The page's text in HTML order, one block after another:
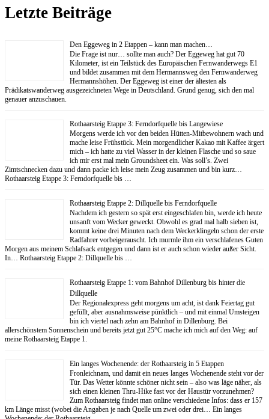
Letzte Beiträge
Den Eggeweg in 2 Etappen – kann man machen…
Die Frage ist nur… sollte man auch? Der Eggeweg hat gut 70
Kilometer, ist ein Teilstück des Europäischen Fernwanderwegs E1
und bildet zusammen mit dem Hermannsweg den Fernwanderweg
Hermannshöhen. Der Eggeweg ist einer der ältesten als
Prädikatswanderweg ausgezeichneten Wege in Deutschland. Grund genug, sich den mal
genauer anzuschauen.
Rothaarsteig Etappe 3: Ferndorfquelle bis Langewiese
Morgens werde ich vor den beiden Hütten-Mitbewohnern wach und
mache leise Frühstück. Mein morgendlicher Kakao mit Kaffee ärgert
mich – ich hatte zu viel Wasser in der kleinen Flasche und so saue
ich mir erst mal mein Groundsheet ein. Was soll’s. Zwei
Zimtschnecken dazu und dann packe ich leise mein Zeug zusammen und bin kurz…
Rothaarsteig Etappe 3: Ferndorfquelle bis …
Rothaarsteig Etappe 2: Dillquelle bis Ferndorfquelle
Nachdem ich gestern so spät erst eingeschlafen bin, werde ich heute
unsanft vom Wecker geweckt. Obwohl es grad mal halb sieben ist,
kommt keine drei Minuten nach dem Weckerklingeln schon der erste
Radfahrer vorbeigerauscht. Ich murmle ihm ein verschlafenes Guten
Morgen aus meinem Schlafsack entgegen und dann ist er auch schon wieder außer Sicht.
In… Rothaarsteig Etappe 2: Dillquelle bis …
Rothaarsteig Etappe 1: vom Bahnhof Dillenburg bis hinter die
Dillquelle
Der Regionalexpress geht morgens um acht, ist dank Feiertag gut
gefüllt, aber ausnahmsweise pünktlich – und mit einmal Umsteigen
bin ich viertel nach zehn am Bahnhof in Dillenburg. Bei
allerschönstem Sonnenschein und bereits jetzt gut 25°C mache ich mich auf den Weg: auf
meine Rothaarsteig Etappe 1.
Ein langes Wochenende: der Rothaarsteig in 5 Etappen
Fronleichnam, und damit ein neues langes Wochenende steht vor der
Tür. Das Wetter könnte schöner nicht sein – also was läge näher, als
sich einen kleinen Thru-Hike fast vor der Haustür vorzunehmen?
Zum Rothaarsteig findet man online verschiedene Infos: dass er 157
km Länge misst (wobei die Angaben je nach Quelle um zwei oder drei… Ein langes